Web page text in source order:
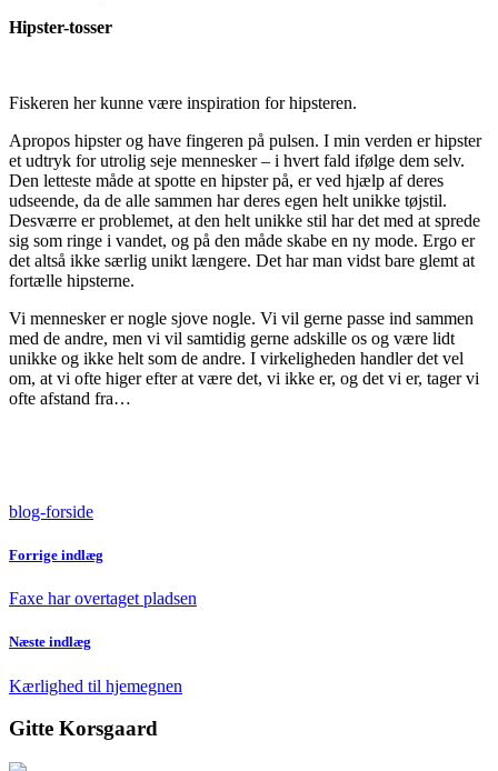
Hipster-tosser
Fiskeren her kunne være inspiration for hipsteren.
Apropos hipster og have fingeren på pulsen. I min verden er hipster
et udtryk for utrolig seje mennesker – i hvert fald ifølge dem selv.
Den letteste måde at spotte en hipster på, er ved hjælp af deres
udseende, da de alle sammen har deres egen helt unikke tøjstil.
Desværre er problemet, at den helt unikke stil har det med at sprede
sig som ringe i vandet, og på den måde skabe en ny mode. Ergo er
det altså ikke særlig unikt længere. Det har man vidst bare glemt at
fortælle hipsterne.
Vi mennesker er nogle sjove nogle. Vi vil gerne passe ind sammen
med de andre, men vi vil samtidig gerne adskille os og være lidt
unikke og ikke helt som de andre. I virkeligheden handler det vel
om, at vi ofte higer efter at være det, vi ikke er, og det vi er, tager vi
ofte afstand fra…
blog-forside
Forrige indlæg
Faxe har overtaget pladsen
Næste indlæg
Kærlighed til hjemegnen
Gitte Korsgaard